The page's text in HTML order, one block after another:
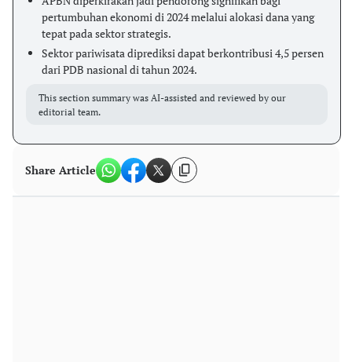
pertumbuhan ekonomi di 2024 melalui alokasi dana yang
tepat pada sektor strategis.
Sektor pariwisata diprediksi dapat berkontribusi 4,5 persen
dari PDB nasional di tahun 2024.
This section summary was AI-assisted and reviewed by our
editorial team.
Share Article